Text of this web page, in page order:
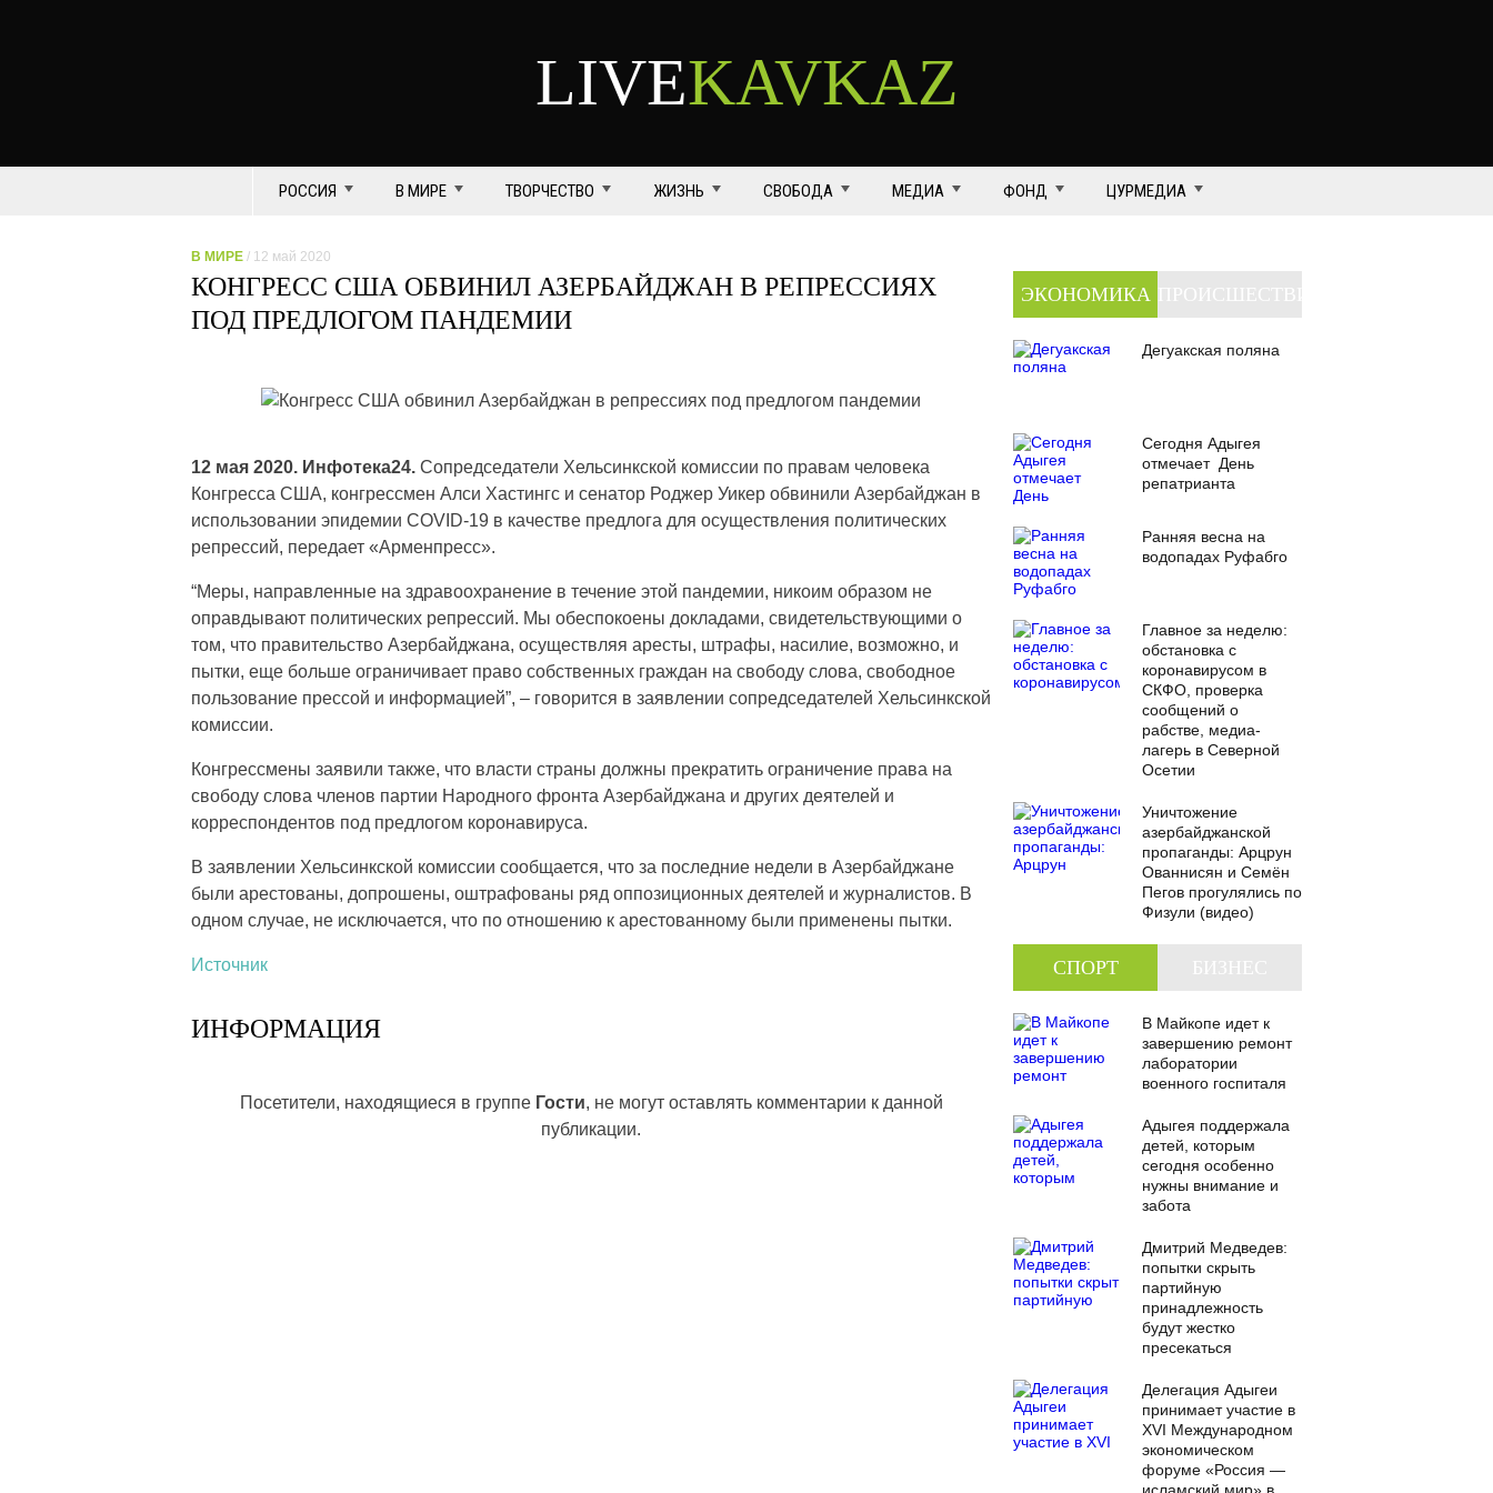
LIVEKAVKAZ
РОССИЯ В МИРЕ ТВОРЧЕСТВО ЖИЗНЬ СВОБОДА МЕДИА ФОНД ЦУРМЕДИА
В МИРЕ / 12 май 2020
КОНГРЕСС США ОБВИНИЛ АЗЕРБАЙДЖАН В РЕПРЕССИЯХ
ПОД ПРЕДЛОГОМ ПАНДЕМИИ
12 мая 2020. Инфотека24. Сопредседатели Хельсинкской комиссии по правам человека
Конгресса США, конгрессмен Алси Хастингс и сенатор Роджер Уикер обвинили Азербайджан в
использовании эпидемии COVID-19 в качестве предлога для осуществления политических
репрессий, передает «Арменпресс».
“Меры, направленные на здравоохранение в течение этой пандемии, никоим образом не
оправдывают политических репрессий. Мы обеспокоены докладами, свидетельствующими о
том, что правительство Азербайджана, осуществляя аресты, штрафы, насилие, возможно, и
пытки, еще больше ограничивает право собственных граждан на свободу слова, свободное
пользование прессой и информацией”, – говорится в заявлении сопредседателей Хельсинкской
комиссии.
Конгрессмены заявили также, что власти страны должны прекратить ограничение права на
свободу слова членов партии Народного фронта Азербайджана и других деятелей и
корреспондентов под предлогом коронавируса.
В заявлении Хельсинкской комиссии сообщается, что за последние недели в Азербайджане
были арестованы, допрошены, оштрафованы ряд оппозиционных деятелей и журналистов. В
одном случае, не исключается, что по отношению к арестованному были применены пытки.
Источник
ИНФОРМАЦИЯ
Посетители, находящиеся в группе Гости, не могут оставлять комментарии к данной
публикации.
ЭКОНОМИКА
Дегуакская поляна
Сегодня Адыгея
отмечает День
репатрианта
Ранняя весна на
водопадах Руфабго
Главное за неделю:
обстановка с
коронавирусом в
СКФО, проверка
сообщений о
рабстве, медиа-
лагерь в Северной
Осетии
Уничтожение
азербайджанской
пропаганды: Арцрун
Ованнисян и Семён
Пегов прогулялись по
Физули (видео)
СПОРТ
В Майкопе идет к
завершению ремонт
лаборатории
военного госпиталя
Адыгея поддержала
детей, которым
сегодня особенно
нужны внимание и
забота
Дмитрий Медведев:
попытки скрыть
партийную
принадлежность
будут жестко
пресекаться
Делегация Адыгеи
принимает участие в
XVI Международном
экономическом
форуме «Россия —